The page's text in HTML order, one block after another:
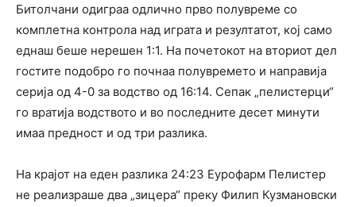
Битолчани одиграа одлично прво полувреме со
комплетна контрола над играта и резултатот, кој само
еднаш беше нерешен 1:1. На почетокот на вториот дел
гостите подобро го почнаа полувремето и направија
серија од 4-0 за водство од 16:14. Сепак „пелистерци“
го вратија водството и во последните десет минути
имаа предност и од три разлика.
На крајот на еден разлика 24:23 Еурофарм Пелистер
не реализраше два „зицера“ преку Филип Кузмановски